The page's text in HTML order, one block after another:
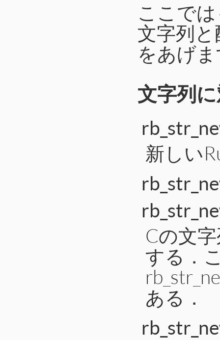
ここで
文字列
をあげ
文字列
新しい
Cの文
する．
ある．